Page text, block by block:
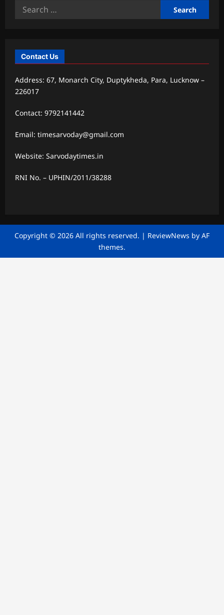
Search
Contact Us
Address: 67, Monarch City, Duptykheda, Para, Lucknow –
226017
Contact: 9792141442
Email: timesarvoday@gmail.com
Website: Sarvodaytimes.in
RNI No. – UPHIN/2011/38288
Copyright © 2026 All rights reserved. | ReviewNews by AF
themes.